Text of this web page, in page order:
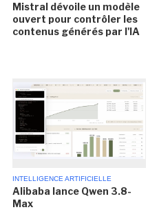
Mistral dévoile un modèle
ouvert pour contrôler les
contenus générés par l'IA
INTELLIGENCE ARTIFICIELLE
Alibaba lance Qwen 3.8-
Max